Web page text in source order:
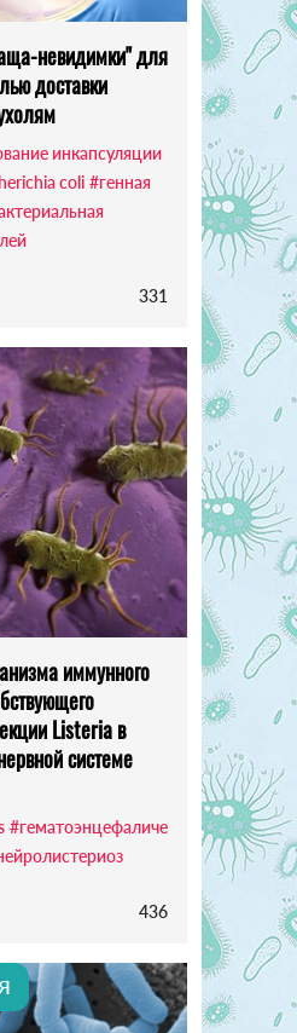
невидимки" для
доставки
инкапсуляции
coli #генная
331
иммунного
Listeria в
системе
#гематоэнцефаличе
436